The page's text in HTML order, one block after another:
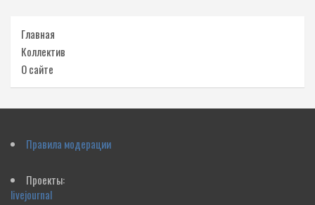
Главная
Коллектив
О сайте
Правила модерации
Проекты:
livejournal